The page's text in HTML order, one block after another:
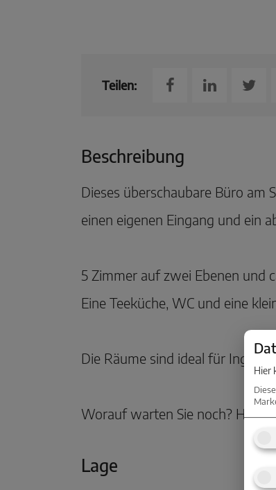
Teilen:
Beschreibung
Dieses überschaubare Büro am
einen eigenen Eingang und ein
5 Zimmer auf zwei Ebenen und
Eine Teeküche, WC und eine
Die Räume sind ideal für
Worauf warten Sie noch? Hier
Lage
Hier